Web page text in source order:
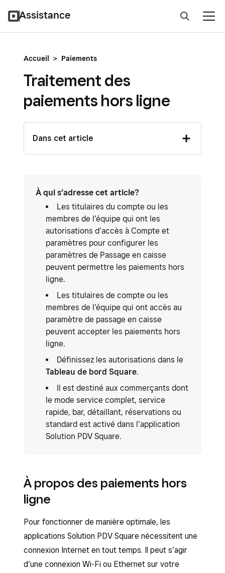
Assistance
Accueil > Paiements
Traitement des
paiements hors ligne
Dans cet article
À qui s’adresse cet article?
Les titulaires du compte ou les
membres de l’équipe qui ont les
autorisations d’accès à Compte et
paramètres pour configurer les
paramètres de Passage en caisse
peuvent permettre les paiements hors
ligne.
Les titulaires de compte ou les
membres de l’équipe qui ont accès au
paramètre de passage en caisse
peuvent accepter les paiements hors
ligne.
Définissez les autorisations dans le
Tableau de bord Square.
Il est destiné aux commerçants dont
le mode service complet, service
rapide, bar, détaillant, réservations ou
standard est activé dans l’application
Solution PDV Square.
À propos des paiements hors
ligne
Pour fonctionner de manière optimale, les
applications Solution PDV Square nécessitent une
connexion Internet en tout temps. Il peut s’agir
d’une connexion Wi-Fi ou Ethernet sur votre